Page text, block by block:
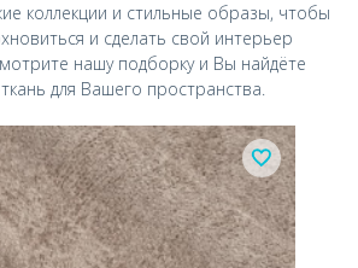
коллекции и стильные образы, чтобы
и сделать свой интерьер
нашу подборку и Вы найдёте
для Вашего пространства.